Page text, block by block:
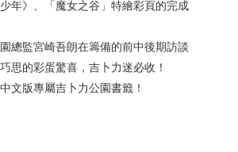
年》、「魔女之谷」特繪彩頁的完成
總監宮崎吾朗在籌備的前中後期訪談
思的彩蛋驚喜，吉卜力迷必收！
文版專屬吉卜力公園書籤！